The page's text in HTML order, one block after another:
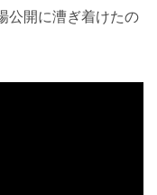
公開に漕ぎ着けたの